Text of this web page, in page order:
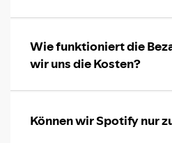
Wie funktioniert die
wir uns die Kosten?
Können wir Spotify nur